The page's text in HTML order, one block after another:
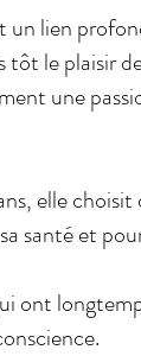
lien
tôt le plaisir
une
elle choisit
santé et
ont